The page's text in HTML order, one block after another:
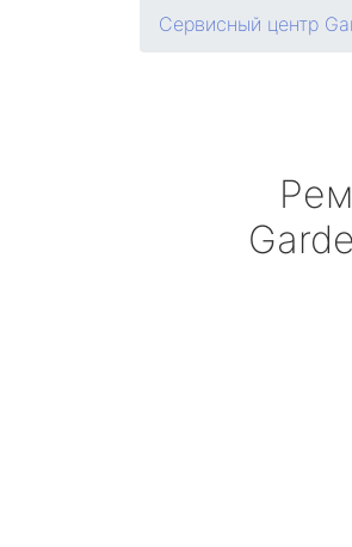
Сервисный центр